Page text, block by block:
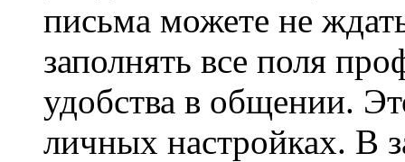
письма можете не
заполнять все поля
удобства в общении.
личных настройках. В